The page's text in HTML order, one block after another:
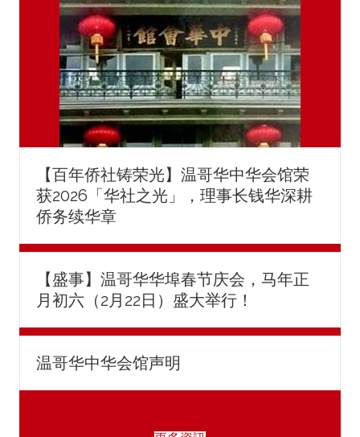
【百年侨社铸荣光】温哥华中华会馆荣
获2026「华社之光」，理事长钱华深耕
侨务续华章
【盛事】温哥华华埠春节庆会，马年正
月初六（2月22日）盛大举行！
温哥华中华会馆声明